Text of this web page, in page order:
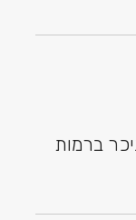
ברמות